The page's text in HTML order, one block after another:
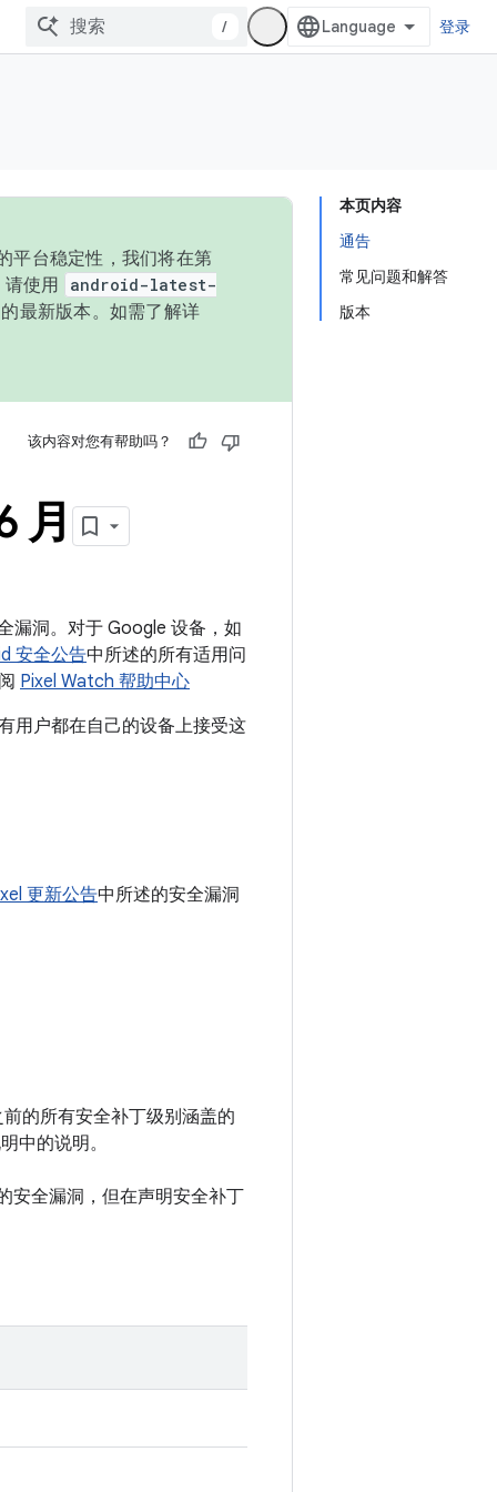
/ 登录
本页内容
通告
常见问题和解答
版本
平台稳定性，我们将在第
使用
android-latest-
最新版本。如需了解详
该内容对您有帮助吗？
月
漏洞。对于 Google 设备，如
安全公告中所述的所有适用问
Pixel Watch 帮助中心
用户都在自己的设备上接受这
更新公告中所述的安全漏洞
的所有安全补丁级别涵盖的
中的说明。
安全漏洞，但在声明安全补丁